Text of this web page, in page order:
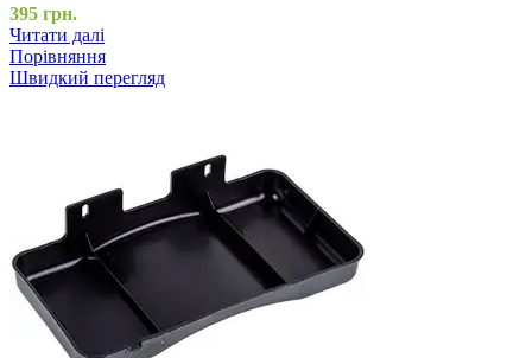
395 грн.
Читати далі
Порівняння
Швидкий перегляд